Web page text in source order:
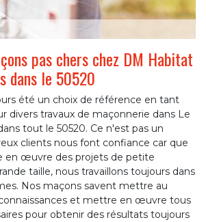
pas chers chez DM Habitat
dans le 50520
été un choix de référence en tant
divers travaux de maçonnerie dans Le
tout le 50520. Ce n'est pas un
clients nous font confiance car que
en œuvre des projets de petite
taille, nous travaillons toujours dans
Nos maçons savent mettre au
et mettre en œuvre tous
pour obtenir des résultats toujours